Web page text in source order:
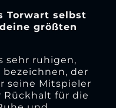
Torwart selbst
größten
sehr ruhigen,
der
seine Mitspieler
für die